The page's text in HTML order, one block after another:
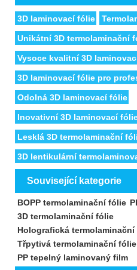
3D laminovací fólie
Unikátní 3D termolaminační
Vysoce kvalitní 3D
3D laminovací fólie pro
Odolná 3D laminovací fólie
Inovativní 3D laminovací
Lesklá 3D termolaminační
3D lentikulární
Související kategorie
BOPP termolaminační fólie
3D termolaminační fólie
Holografická
Třpytivá termolaminační fólie
PP tepelný laminovaný film